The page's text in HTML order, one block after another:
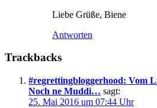
Liebe Grüße, Biene
Antworten
Trackbacks
#regrettingbloggerhood: Vom
Noch ne Muddi… sagt:
25. Mai 2016 um 07:44 Uhr